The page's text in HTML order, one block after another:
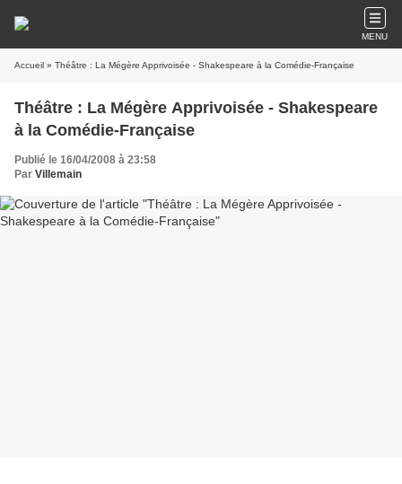
MENU
Accueil » Théâtre : La Mégère Apprivoisée - Shakespeare à la Comédie-Française
Théâtre : La Mégère Apprivoisée - Shakespeare
à la Comédie-Française
Publié le 16/04/2008 à 23:58
Par Villemain